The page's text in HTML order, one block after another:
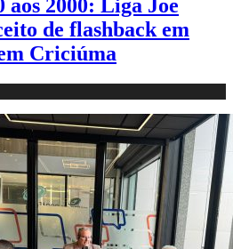
aos 2000: Liga Joe
de flashback em
Criciúma